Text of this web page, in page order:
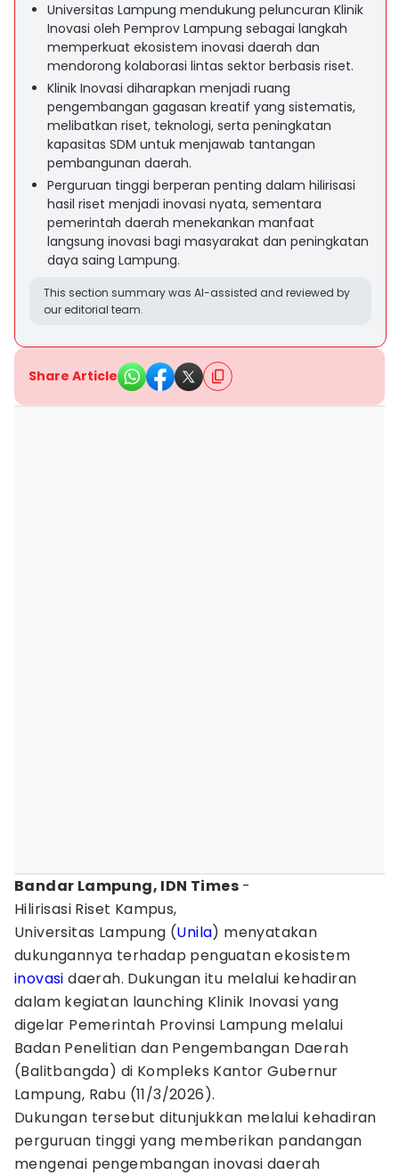
Universitas Lampung mendukung peluncuran Klinik
Inovasi oleh Pemprov Lampung sebagai langkah
memperkuat ekosistem inovasi daerah dan
mendorong kolaborasi lintas sektor berbasis riset.
Klinik Inovasi diharapkan menjadi ruang
pengembangan gagasan kreatif yang sistematis,
melibatkan riset, teknologi, serta peningkatan
kapasitas SDM untuk menjawab tantangan
pembangunan daerah.
Perguruan tinggi berperan penting dalam hilirisasi
hasil riset menjadi inovasi nyata, sementara
pemerintah daerah menekankan manfaat
langsung inovasi bagi masyarakat dan peningkatan
daya saing Lampung.
This section summary was AI-assisted and reviewed by
our editorial team.
Share Article
Bandar Lampung, IDN Times -
Hilirisasi Riset Kampus,
Universitas Lampung (Unila) menyatakan
dukungannya terhadap penguatan ekosistem
inovasi daerah. Dukungan itu melalui kehadiran
dalam kegiatan launching Klinik Inovasi yang
digelar Pemerintah Provinsi Lampung melalui
Badan Penelitian dan Pengembangan Daerah
(Balitbangda) di Kompleks Kantor Gubernur
Lampung, Rabu (11/3/2026).
Dukungan tersebut ditunjukkan melalui kehadiran
perguruan tinggi yang memberikan pandangan
mengenai pengembangan inovasi daerah